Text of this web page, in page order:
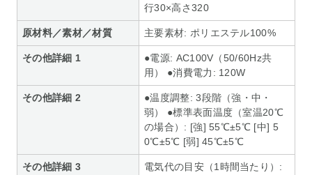
行30×高さ320
原材料／素材／材質 主要素材: ポリエステル100%
その他詳細 1
●電源: AC100V（50/60Hz共
用） ●消費電力: 120W
その他詳細 2
●温度調整: 3段階（強・中・
弱） ●標準表面温度（室温20℃
の場合）: [強] 55℃±5℃ [中] 5
0℃±5℃ [弱] 45℃±5℃
その他詳細 3
電気代の目安（1時間当たり）: